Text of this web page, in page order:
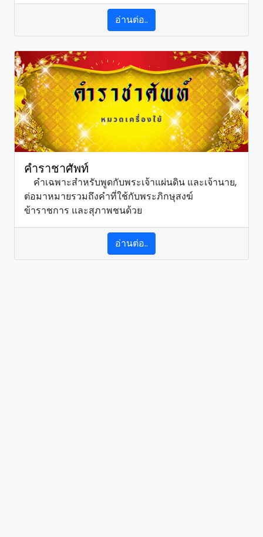
อ่านต่อ..
คำราชาศัพท์
คำเฉพาะสำหรับพูดกับพระเจ้าแผ่นดิน และเจ้านาย,
ต่อมาหมายรวมถึงคำที่ใช้กับพระภิกษุสงฆ์
ข้าราชการ และสุภาพชนด้วย
อ่านต่อ..